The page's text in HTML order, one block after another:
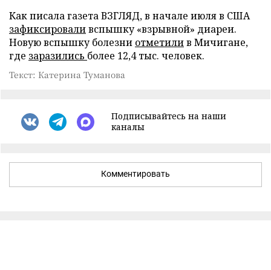
Как писала газета ВЗГЛЯД, в начале июля в США
зафиксироваливспышку «взрывной» диареи.
Новую вспышку болезни отметилив Мичигане,
где заразились более 12,4 тыс. человек.
Текст: Катерина Туманова
Подписывайтесь на наши
каналы
Комментировать